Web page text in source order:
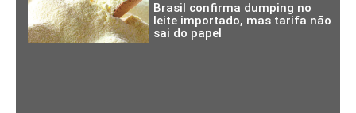
Brasil confirma dumping no
leite importado, mas tarifa não
sai do papel